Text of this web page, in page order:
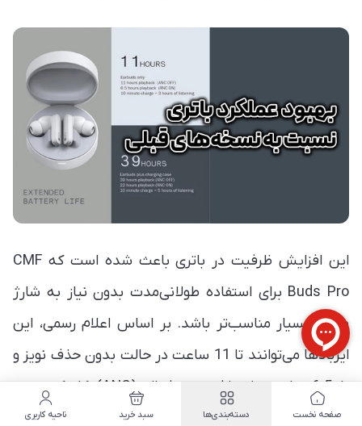
این افزایش ظرفیت در باتری باعث شده است که CMF
Buds Pro برای استفاده طولانی‌مدت بدون نیاز به شارژ
مجدد بسیار مناسب‌تر باشد. بر اساس اعلام رسمی، این
ایربادها می‌توانند تا 11 ساعت در حالت بدون حذف نویز و
تا 6.5 ساعت با حذف نویز فعال (ANC) کار کنند. در
تست‌های انجام شده، CMF Buds Pro توانست با حذف
صفحه نخست دسته‌بندی‌ها سبد خرید ناحیه کاربری